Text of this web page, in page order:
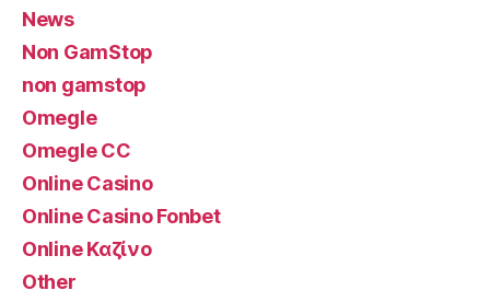
News
Non GamStop
non gamstop
Omegle
Omegle CC
Online Casino
Online Casino Fonbet
Online Καζίνο
Other